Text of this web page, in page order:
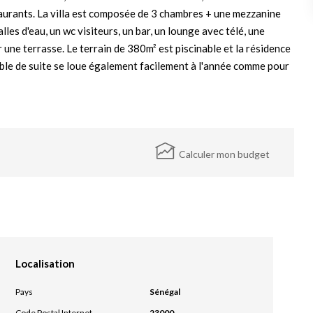
La villa est composée de 3 chambres + une mezzanine
d'eau, un wc visiteurs, un bar, un lounge avec télé, une
terrasse. Le terrain de 380m² est piscinable et la résidence
de suite se loue également facilement à l'année comme pour
Calculer mon budget
Localisation
Pays
Sénégal